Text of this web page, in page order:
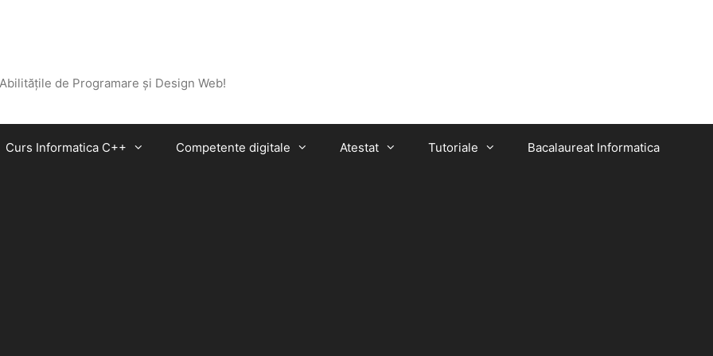
de Programare și Design Web!
Curs Informatica C++ Competente digitale Atestat Tutoriale Bacalaureat Informatica